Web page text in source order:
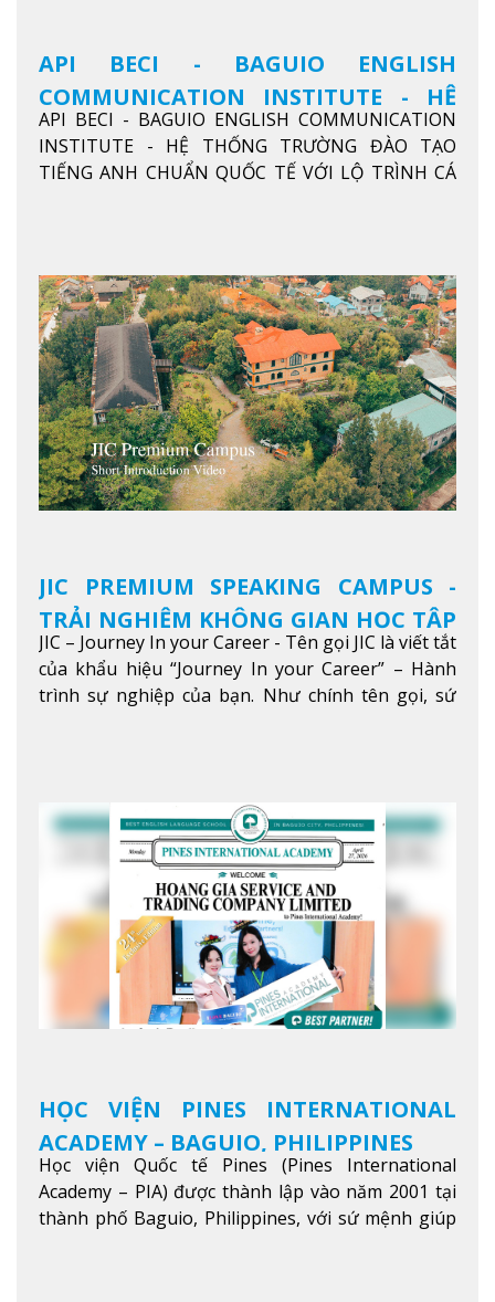
API BECI - BAGUIO ENGLISH
COMMUNICATION INSTITUTE - HỆ
THỐNG TRƯỜNG ĐÀO TẠO TIẾNG
ANH CHUẨN QUỐC TẾ
API BECI - BAGUIO ENGLISH COMMUNICATION
INSTITUTE - HỆ THỐNG TRƯỜNG ĐÀO TẠO
TIẾNG ANH CHUẨN QUỐC TẾ VỚI LỘ TRÌNH CÁ
JIC PREMIUM SPEAKING CAMPUS -
TRẢI NGHIỆM KHÔNG GIAN HỌC TẬP
5 SAO TẠI BAGUIO
JIC – Journey In your Career - Tên gọi JIC là viết tắt
của khẩu hiệu “Journey In your Career” – Hành
trình sự nghiệp của bạn. Như chính tên gọi, sứ
HỌC VIỆN PINES INTERNATIONAL
ACADEMY – BAGUIO, PHILIPPINES
Học viện Quốc tế Pines (Pines International
Academy – PIA) được thành lập vào năm 2001 tại
thành phố Baguio, Philippines, với sứ mệnh giúp